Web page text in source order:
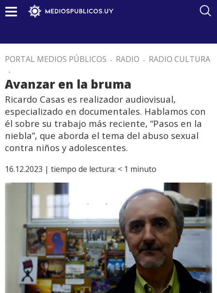
PORTAL MEDIOS PÚBLICOS . RADIO . RADIO CULTURA
.
Avanzar en la bruma
Ricardo Casas es realizador audiovisual,
especializado en documentales. Hablamos con
él sobre su trabajo más reciente, “Pasos en la
niebla”, que aborda el tema del abuso sexual
contra niños y adolescentes.
16.12.2023 | tiempo de lectura: < 1 minuto